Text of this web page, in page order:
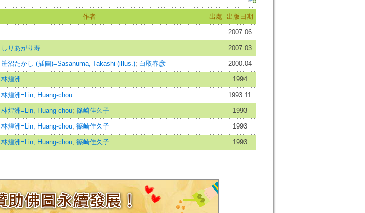
作者 出處 出版日期
2007.06
しりあがり寿 2007.03
笹沼たかし (插圖)=Sasanuma, Takashi (illus.); 白取春彦 2000.04
林煌洲 1994
林煌洲=Lin, Huang-chou 1993.11
林煌洲=Lin, Huang-chou; 篠崎佳久子 1993
林煌洲=Lin, Huang-chou; 篠崎佳久子 1993
林煌洲=Lin, Huang-chou; 篠崎佳久子 1993